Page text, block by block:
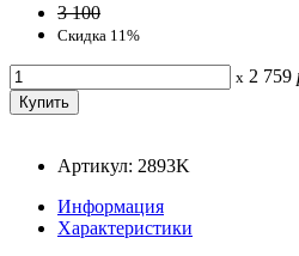
3 100
Скидка 11%
x 2 759
Артикул: 2893K
Информация
Характеристики